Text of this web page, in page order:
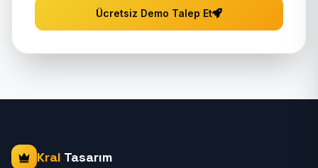
Ücretsiz Demo Talep Et
Kral Tasarım